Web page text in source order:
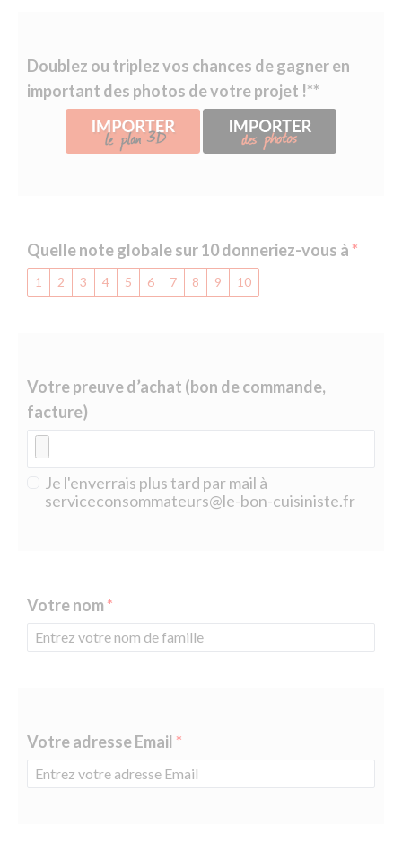
Doublez ou triplez vos chances de gagner en
important des photos de votre projet !**
Quelle note globale sur 10 donneriez-vous à
1 2 3 4 5 6 7 8 9 10
Votre preuve d’achat (bon de commande,
facture)
Je l'enverrais plus tard par mail à
serviceconsommateurs@le-bon-cuisiniste.fr
Votre nom
Votre adresse Email